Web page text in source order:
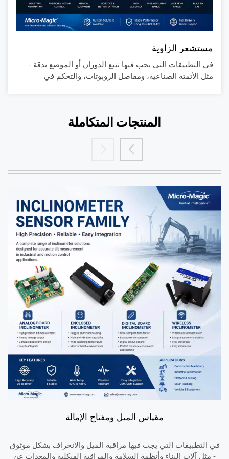
مستشعر الزاوية
في التطبيقات التي يجب فيها تتبع الدوران أو الموضع بدقة -
مثل الأتمتة الصناعية، ومفاصل الروبوتات، والتحكم في
لقياس الزوايا بدقة، وتوفر مخرجات مستقرة في ظل الاهتزازات
الصعبة والتشغيل طويل الأمد.
المنتجات المتكاملة
مقياس الميل ومفتاح الإمالة
في التطبيقات التي يجب فيها مراقبة الميل والانحراف بشكل موثوق
- مثل آلات البناء وأنظمة السلامة والمراقبة الهيكلية والمعدات عن